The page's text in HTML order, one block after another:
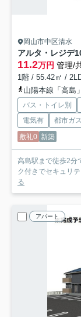
岡山市中区清水
アルタ・レジデ
11.2万円 管理/
1階 / 55.42㎡ /
山陽本線「高島
バス・トイレ別
電気有
都市ガス
敷礼0 新築
高島駅まで徒歩2分
ク付きでセキュリ
る
アパート